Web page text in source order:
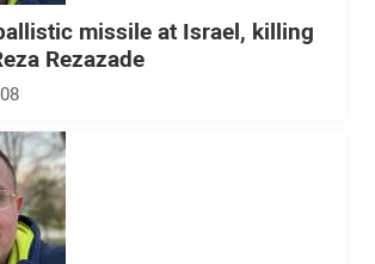
missile at Israel, killing
Rezazade